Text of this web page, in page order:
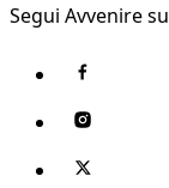
Segui Avvenire su